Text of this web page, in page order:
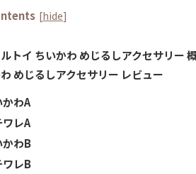
[hide]
トイ ちいかわ めじるしアクセサリー
めじるしアクセサリー レビュー
かわA
ワレA
かわB
ワレB